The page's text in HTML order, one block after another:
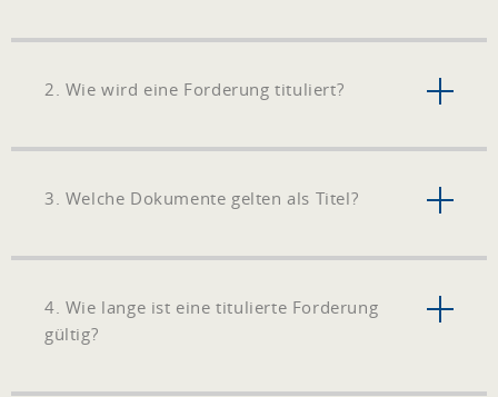
2. Wie wird eine Forderung tituliert?
3. Welche Dokumente gelten als Titel?
4. Wie lange ist eine titulierte Forderung
gültig?